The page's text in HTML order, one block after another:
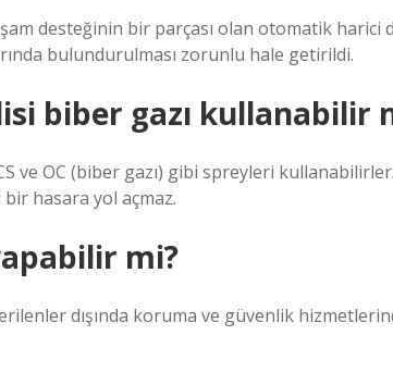
desteğinin bir parçası olan otomatik harici
bulundurulması zorunlu hale getirildi.
biber gazı kullanabilir
ve OC (biber gazı) gibi spreyleri
bir hasara yol açmaz.
mi?
dışında koruma ve güvenlik